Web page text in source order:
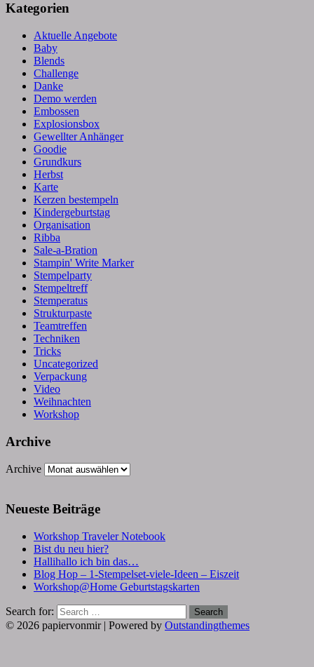
Kategorien
Aktuelle Angebote
Baby
Blends
Challenge
Danke
Demo werden
Embossen
Explosionsbox
Gewellter Anhänger
Goodie
Grundkurs
Herbst
Karte
Kerzen bestempeln
Kindergeburtstag
Organisation
Ribba
Sale-a-Bration
Stampin' Write Marker
Stempelparty
Stempeltreff
Stemperatus
Strukturpaste
Teamtreffen
Techniken
Tricks
Uncategorized
Verpackung
Video
Weihnachten
Workshop
Archive
Archive
Neueste Beiträge
Workshop Traveler Notebook
Bist du neu hier?
Hallihallo ich bin das…
Blog Hop – 1-Stempelset-viele-Ideen – Eiszeit
Workshop@Home Geburtstagskarten
Search for: Search
© 2026 papiervonmir | Powered by Outstandingthemes